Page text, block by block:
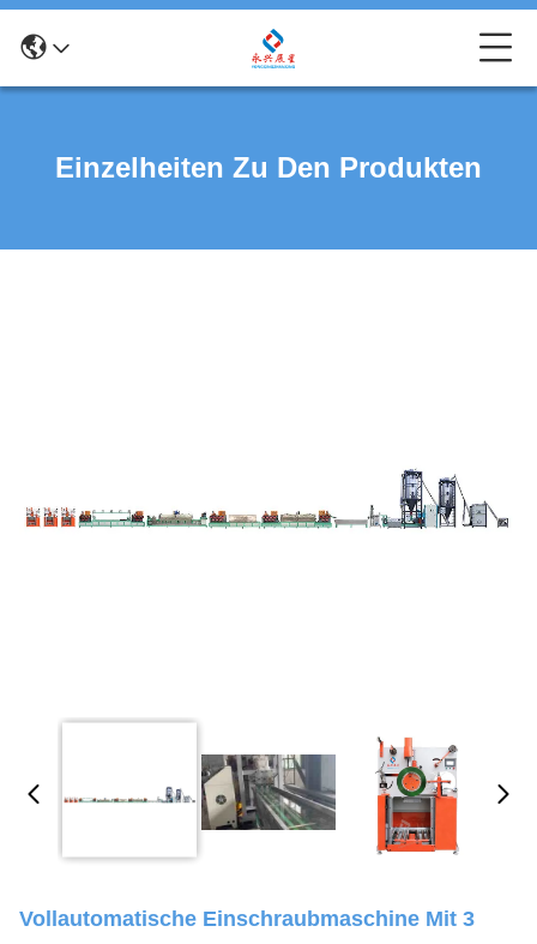
Einzelheiten Zu Den Produkten
Vollautomatische Einschraubmaschine Mit 3